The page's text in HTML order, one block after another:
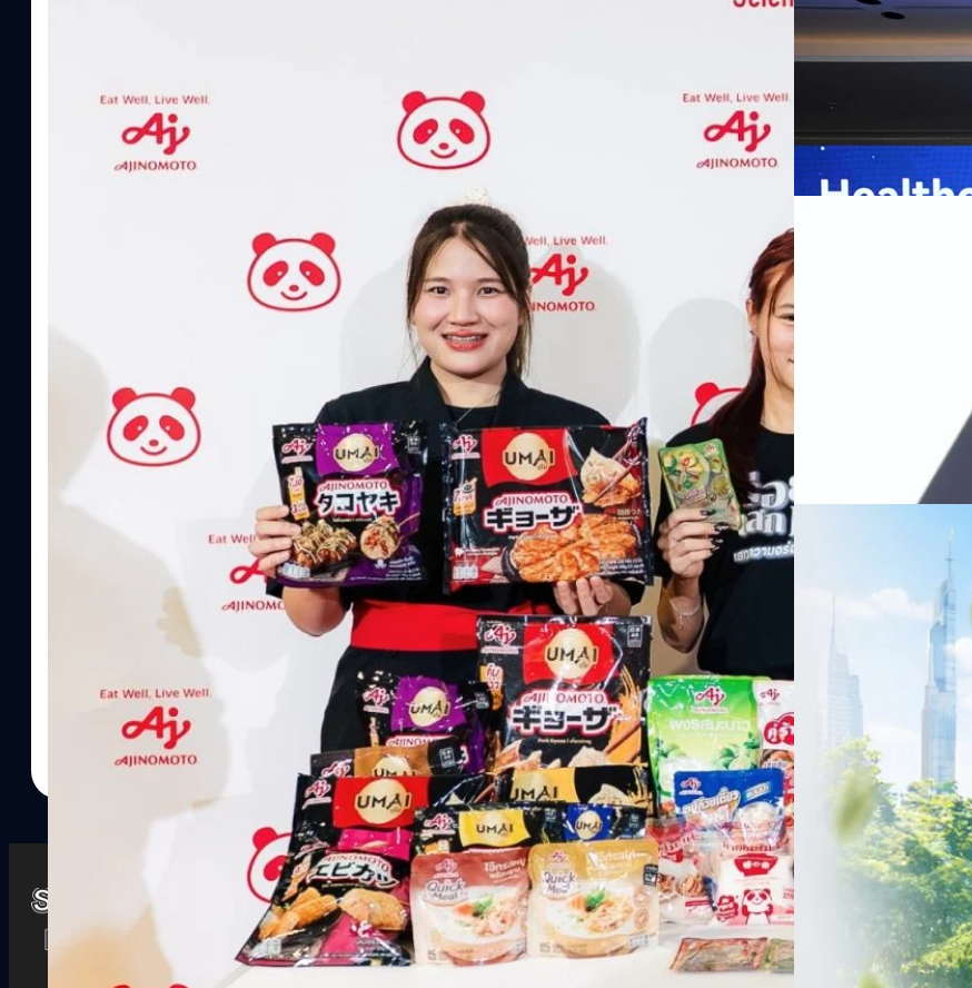
บริษัท อายิโนะโมะโต๊ะ (ประเทศไทย) จำกัด จัดงาน The Heartbeat by “AminoScience” ร่วมเปิดเผย
แนวคิดการดำเนินธุรกิจและการพัฒนาผลิตภัณฑ์ที่ขับเคลื่อนด้วยเทคโนโลยีทางอาหาร และข้อมูลพฤติกรรม
ผู้บริโภค ท่ามกลางการเติบโตของตลาด Health & Wellness ในประเทศไทย ซึ่งมีมูลค่ามากกว่า 1.5 ล้านล้าน
บาท หรือคิดเป็นสัดส่วนราว 8% ของผลิตภัณฑ์มวลรวมในประเทศ (GDP) กลุ่มธุรกิจเทคโนโลยีและองค์
ความรู้หลักรูปแบบผลิตภัณฑ์ / โซลูชันกลุ่มเป้าหมายหลักNutrition & Well-beingAminoScience (การใช้
ประโยชน์จากกรดอะมิโน)aminoVITAL, AminoNITE,
กรุงเทพฯ, 7 สิงหาคม
Thailand Digital & AI
พันธมิตรด้านเทคโนโลยีจา
ปัญญาประดิษฐ์ (AI) พร้อ
ประเทศอย่างเป็นทางกา
เว่ย เทคโนโลยี่ จำกัด ได้
สาธารณสุขไทย และบทบา
ประชาชนได้อย่างทั่วถึงม
มาเปลี่ยนแปลงอุตสาหกร
หลายแห่งในจีน เราเชื่อ
Read More
Recurring
บริษัท ซินเน็ค (ประเทศไ
ไตรมาส 2 และงวด 6 เดื
เติบโตของรายได้อย่าง
ไม่ได้รับสิทธิปันผล (XD)
ธิดา มงคลสุธี ประธานเจ้
แรกบริษัทเดินหน้าขับเค
สินค้าไอที สู่การเป็น
สัดส่วนธุรกิจที่มีมูลค่าเพิ่
| 1 days
ครบรอบ 6 ปี สำนัก
TRANSITION ถ
เนื่องในโอกาสครบรอบ 6
เปลี่ยนมุมมองเกี่ยวกับก
ประยุกต์ใช้ได้จริง จากผู้
ประเทศไทยควรปรับตัวอ
ทั้งในมิติของภาครัฐ ภาค
เศรษฐกิจ ปรับห่วงโซ่คุณ
โดย ศาสตราจารย์ ดร. ย
วิทยาศาสตร์ วิจัยและนวั
สามารถนำ Green
วรรธน์ นิลกิจศรานนท์ ร
รัตนาภรณ์ ศรีนวลจันทร์ |
Read More
Watch Tech Biz Game